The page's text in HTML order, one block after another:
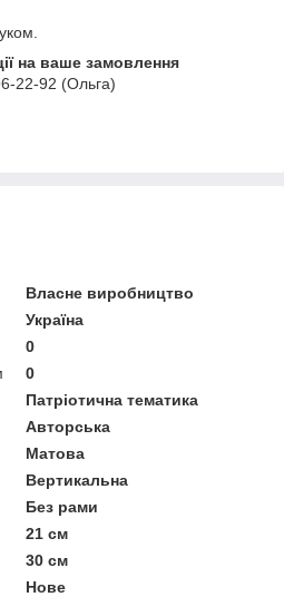
на ваше замовлення
22-92 (Ольга)
Власне виробництво
Україна
0
0
Патріотична тематика
Авторська
Матова
Вертикальна
Без рами
21 см
30 см
Нове